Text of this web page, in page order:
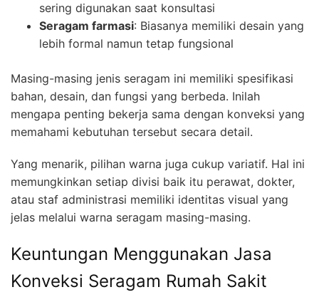
sering digunakan saat konsultasi
Seragam farmasi: Biasanya memiliki desain yang
lebih formal namun tetap fungsional
Masing-masing jenis seragam ini memiliki spesifikasi
bahan, desain, dan fungsi yang berbeda. Inilah
mengapa penting bekerja sama dengan konveksi yang
memahami kebutuhan tersebut secara detail.
Yang menarik, pilihan warna juga cukup variatif. Hal ini
memungkinkan setiap divisi baik itu perawat, dokter,
atau staf administrasi memiliki identitas visual yang
jelas melalui warna seragam masing-masing.
Keuntungan Menggunakan Jasa
Konveksi Seragam Rumah Sakit